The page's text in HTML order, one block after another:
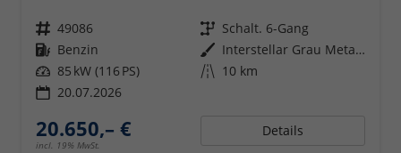
Fahrzeugnr. 49086 Getriebe Schalt. 6-Gang
Kraftstoff Benzin Außenfarbe
Interstellar Grau Metallic
Leistung 85 kW (116 PS) Kilometerstand 10 km
20.07.2026
20.650,– €
incl. 19% MwSt.
Details